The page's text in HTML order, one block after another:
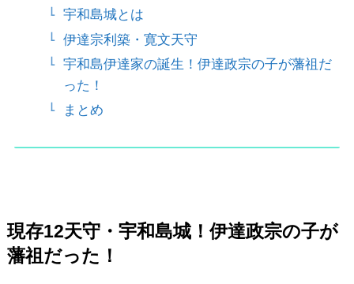
宇和島城とは
伊達宗利築・寛文天守
宇和島伊達家の誕生！伊達政宗の子が藩祖だ
った！
まとめ
現存12天守・宇和島城！伊達政宗の子が
藩祖だった！